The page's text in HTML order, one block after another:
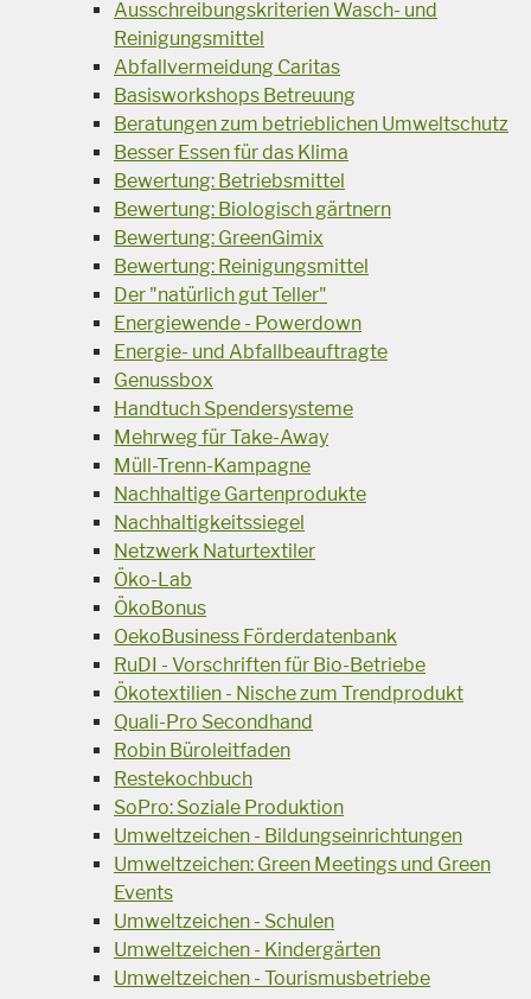
Ausschreibungskriterien Wasch- und
Reinigungsmittel
Abfallvermeidung Caritas
Basisworkshops Betreuung
Beratungen zum betrieblichen Umweltschutz
Besser Essen für das Klima
Bewertung: Betriebsmittel
Bewertung: Biologisch gärtnern
Bewertung: GreenGimix
Bewertung: Reinigungsmittel
Der "natürlich gut Teller"
Energiewende - Powerdown
Energie- und Abfallbeauftragte
Genussbox
Handtuch Spendersysteme
Mehrweg für Take-Away
Müll-Trenn-Kampagne
Nachhaltige Gartenprodukte
Nachhaltigkeitssiegel
Netzwerk Naturtextiler
Öko-Lab
ÖkoBonus
OekoBusiness Förderdatenbank
RuDI - Vorschriften für Bio-Betriebe
Ökotextilien - Nische zum Trendprodukt
Quali-Pro Secondhand
Robin Büroleitfaden
Restekochbuch
SoPro: Soziale Produktion
Umweltzeichen - Bildungseinrichtungen
Umweltzeichen: Green Meetings und Green
Events
Umweltzeichen - Schulen
Umweltzeichen - Kindergärten
Umweltzeichen - Tourismusbetriebe